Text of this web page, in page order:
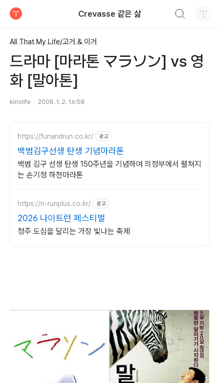
Crevasse 같은 삶
All That My Life/고거 & 이거
드라마 [마라톤 マラソン] vs 영
화 [말아톤]
kinolife 2008. 1. 2. 16:58
https://funandrun.co.kr/ 광고
백범김구선생 탄생 기념마라톤
백범 김구 선생 탄생 150주년을 기념하여 의정부에서 펼쳐지
는 손기정 하천마라톤
https://n-runplus.co.kr/ 광고
2026 나이트런 페스티벌
청주 도심을 달리는 가장 빛나는 축제